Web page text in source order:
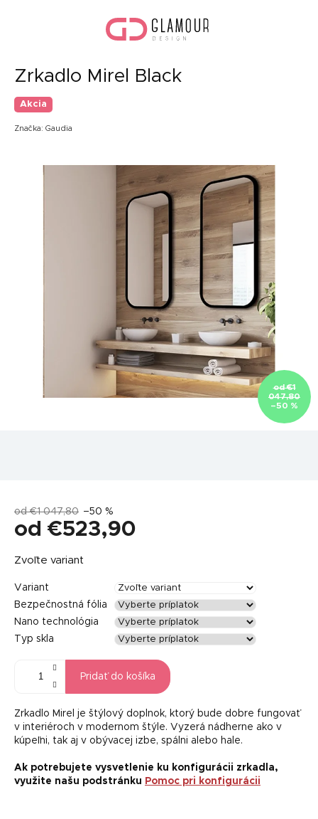
Zrkadlo Mirel Black
Akcia
Značka: Gaudia
od €1
047,80
–50 %
od €1 047,80 –50 %
od €523,90
cena:
Zvoľte variant
Variant
Bezpečnostná fólia
Nano technológia
Typ skla
Pridať do košíka
Zrkadlo Mirel je štýlový doplnok, ktorý bude dobre fungovať
v interiéroch v modernom štýle. Vyzerá nádherne ako v
kúpeľni, tak aj v obývacej izbe, spálni alebo hale.
Ak potrebujete vysvetlenie ku konfigurácii zrkadla,
využite našu podstránku Pomoc pri konfigurácii